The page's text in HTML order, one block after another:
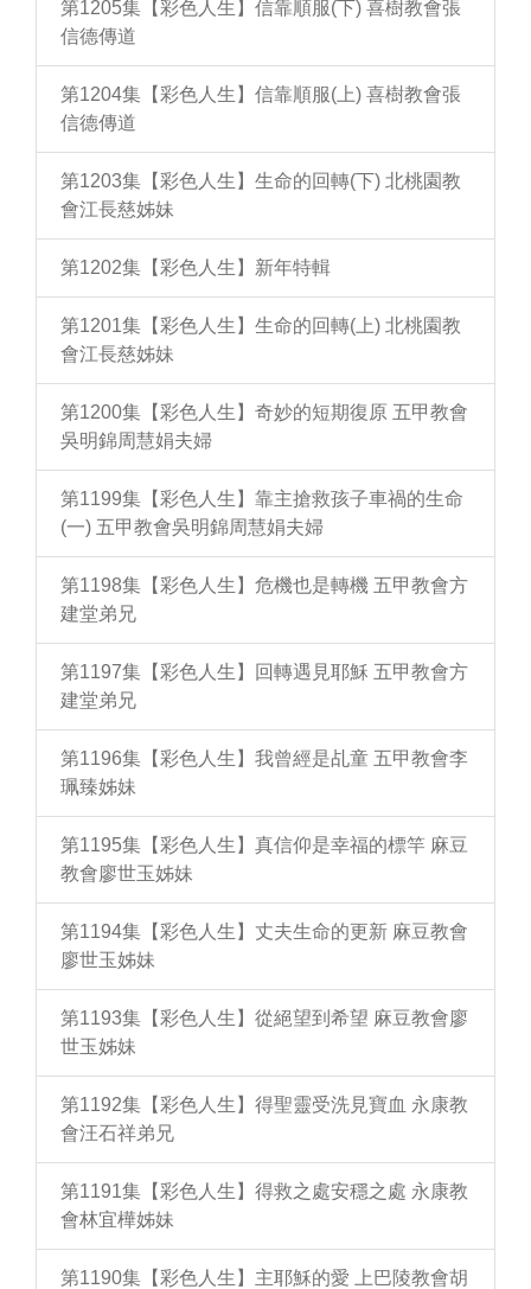
第1205集【彩色人生】信靠順服(下) 喜樹教會張
信德傳道
第1204集【彩色人生】信靠順服(上) 喜樹教會張
信德傳道
第1203集【彩色人生】生命的回轉(下) 北桃園教
會江長慈姊妹
第1202集【彩色人生】新年特輯
第1201集【彩色人生】生命的回轉(上) 北桃園教
會江長慈姊妹
第1200集【彩色人生】奇妙的短期復原 五甲教會
吳明錦周慧娟夫婦
第1199集【彩色人生】靠主搶救孩子車禍的生命
(一) 五甲教會吳明錦周慧娟夫婦
第1198集【彩色人生】危機也是轉機 五甲教會方
建堂弟兄
第1197集【彩色人生】回轉遇見耶穌 五甲教會方
建堂弟兄
第1196集【彩色人生】我曾經是乩童 五甲教會李
珮臻姊妹
第1195集【彩色人生】真信仰是幸福的標竿 麻豆
教會廖世玉姊妹
第1194集【彩色人生】丈夫生命的更新 麻豆教會
廖世玉姊妹
第1193集【彩色人生】從絕望到希望 麻豆教會廖
世玉姊妹
第1192集【彩色人生】得聖靈受洗見寶血 永康教
會汪石祥弟兄
第1191集【彩色人生】得救之處安穩之處 永康教
會林宜樺姊妹
第1190集【彩色人生】主耶穌的愛 上巴陵教會胡